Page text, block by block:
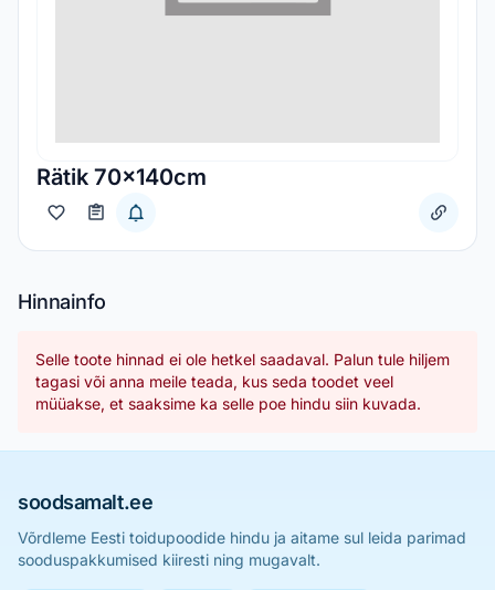
Rätik 70x140cm
Hinnainfo
Selle toote hinnad ei ole hetkel saadaval. Palun tule hiljem
tagasi või anna meile teada, kus seda toodet veel
müüakse, et saaksime ka selle poe hindu siin kuvada.
soodsamalt.ee
Võrdleme Eesti toidupoodide hindu ja aitame sul leida parimad
sooduspakkumised kiiresti ning mugavalt.